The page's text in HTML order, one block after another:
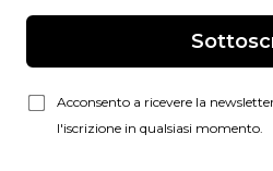
Acconsento a ricevere la
l'iscrizione in qualsiasi momento.